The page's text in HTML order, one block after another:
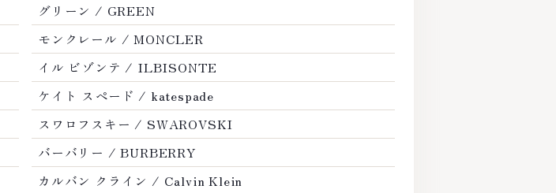
グリーン / GREEN
モンクレール / MONCLER
イル ビゾンテ / ILBISONTE
ケイト スペード / katespade
スワロフスキー / SWAROVSKI
バーバリー / BURBERRY
カルバン クライン / Calvin Klein